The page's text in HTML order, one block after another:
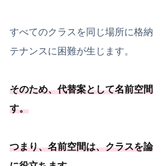
すべてのクラスを同じ場所に格
テナンスに困難が生じます。
そのため、代替案として名前空
す。
つまり、名前空間は、クラスを